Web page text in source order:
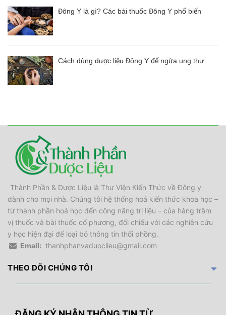
Đông Y là gì? Các bài thuốc Đông Y phổ biến
Cách dùng dược liệu Đông Y để ngừa ung thư
Thành Phần & Dược Liệu là Thư Viện Kiến Thức về Đông y
dành cho mọi nhà. Chúng tôi hệ thống hoá kiến thức khoa học –
từ thành phần hoá học đến công năng trị liệu – của hàng trăm
vị thuốc và bài thuốc cổ phương, đối chiếu với các nghiên cứu
y học hiện đại để loại bỏ thông tin thổi phồng.
Email: thanhphanvaduoclieu@gmail.com
THEO DÕI CHÚNG TÔI